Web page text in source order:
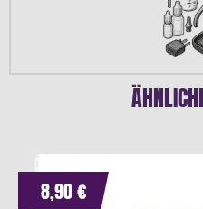
8,90 €